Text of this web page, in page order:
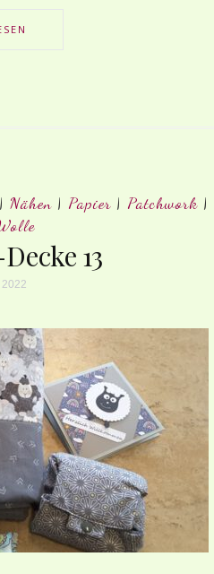
| Nähen | Papier | Patchwork |
13
2022